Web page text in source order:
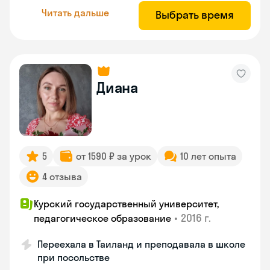
Читать дальше Выбрать время
Диана
5 от 1590 ₽ за урок
10 лет опыта
4 отзыва
Курский государственный университет,
педагогическое образование • 2016 г.
Переехала в Таиланд и преподавала в школе
при посольстве